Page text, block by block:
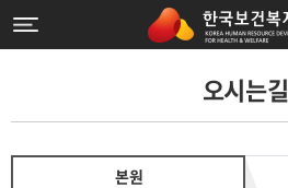
오시는길
본원